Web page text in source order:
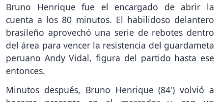
Bruno Henrique fue el encargado de abrir la
cuenta a los 80 minutos. El habilidoso delantero
brasileño aprovechó una serie de rebotes dentro
del área para vencer la resistencia del guardameta
peruano Andy Vidal, figura del partido hasta ese
entonces.
Minutos después, Bruno Henrique (84') volvió a